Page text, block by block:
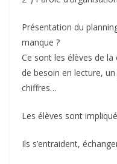
Présentation du
manque ?
Ce sont les élèves de
de besoin en lecture,
chiffres…
Les élèves sont
Ils s’entraident,